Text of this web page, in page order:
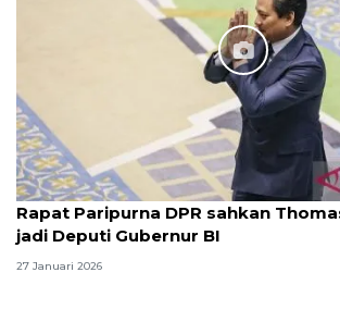
Rapat Paripurna DPR sahkan
jadi Deputi Gubernur BI
27 Januari 2026